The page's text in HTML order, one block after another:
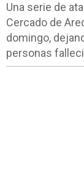
Una serie de
Cercado de
domingo,
personas